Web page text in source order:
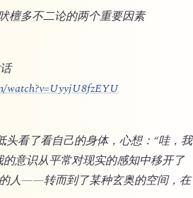
檀多不二论的两个重要因素
watch?v=UyyjU8fzEYU
看了看自己的身体，心想：“哇，我
意识从平常对现实的感知中移开了
人——转而到了某种玄奥的空间，在